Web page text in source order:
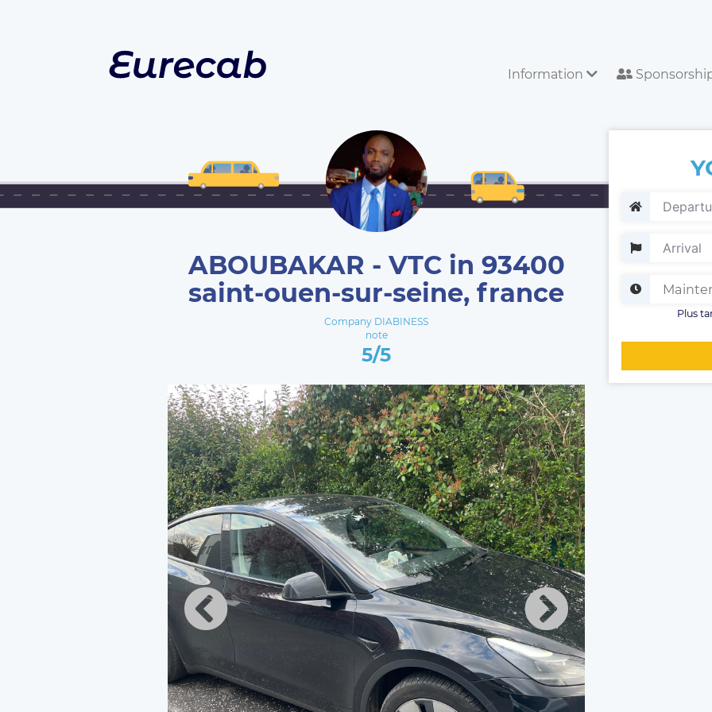
Information
ABOUBAKAR - VTC in 93400
saint-ouen-sur-seine, france
Company DIABINESS
note
5/5
Plus